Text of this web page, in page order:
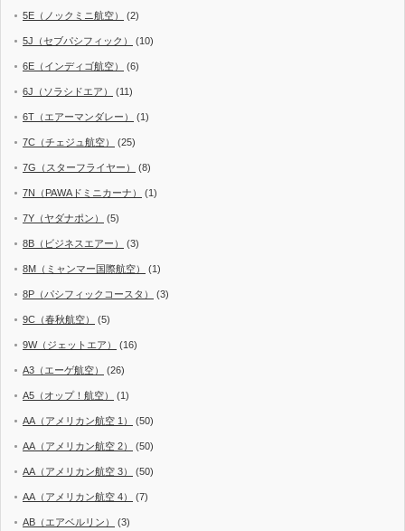
5E（ノックミニ航空） (2)
5J（セブパシフィック） (10)
6E（インディゴ航空） (6)
6J（ソラシドエア） (11)
6T（エアーマンダレー） (1)
7C（チェジュ航空） (25)
7G（スターフライヤー） (8)
7N（PAWAドミニカーナ） (1)
7Y（ヤダナポン） (5)
8B（ビジネスエアー） (3)
8M（ミャンマー国際航空） (1)
8P（パシフィックコースタ） (3)
9C（春秋航空） (5)
9W（ジェットエア） (16)
A3（エーゲ航空） (26)
A5（オップ！航空） (1)
AA（アメリカン航空 1） (50)
AA（アメリカン航空 2） (50)
AA（アメリカン航空 3） (50)
AA（アメリカン航空 4） (7)
AB（エアベルリン） (3)